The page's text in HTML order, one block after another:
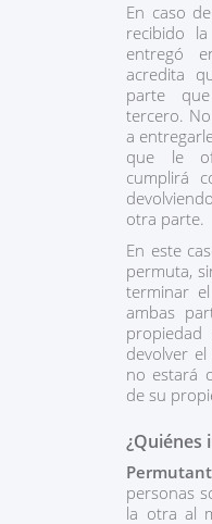
En caso
recibido
entregó
acredita
parte
tercero.
a
que le
cumplirá
otra parte.
En este
permuta,
terminar
ambas
devolver
no estará
de su
¿Quiénes
personas
la otra al